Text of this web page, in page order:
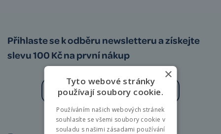
Přihlaste se k odběru newsletteru a získejte
slevu 100 Kč na první nákup
Zásady zpracování osobních údajů
×
Tyto webové stránky
používají soubory cookie.
Používáním našich webových stránek
souhlasíte se všemi soubory cookie v
souladu s našimi zásadami používání